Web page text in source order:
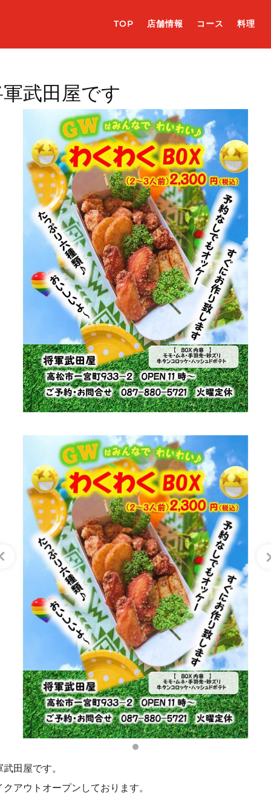
TOP 店舗情報 コース 料理
武田屋です
武田屋です。
クアウトオープンしております。